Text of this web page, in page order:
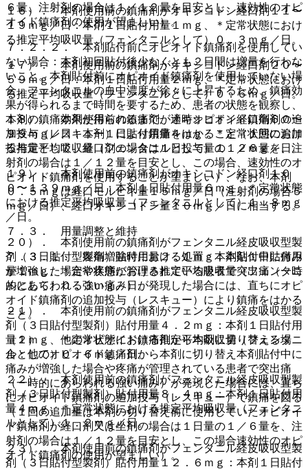
６量、注射剤の場合は１／１２量を目安とし、速効性のオピ
オイド鎮痛剤の使用が望ましい）。
７．２．２． 本剤貼付前にオピオイド鎮痛剤を使用してい
ない場合：本剤初回貼付後少なくとも２日間は増量を行わな
いこと。本剤貼付前にオピオイド鎮痛剤を使用していない場
合、フェンタニルの血中濃度が徐々に上昇するため、鎮痛効
果が得られるまで時間を要するため、患者の状態を観察し、
本剤の鎮痛効果が得られるまで、適時オピオイド鎮痛剤の追
加投与（レスキュー）により鎮痛をはかること（１回の追加
投与量として、経口剤の場合は１日投与量の１／６量を、注
射剤の場合は１／１２量を目安とし、この場合、速効性のオ
ピオイド鎮痛剤を使用することが望ましい）、なお、本剤
０．５ｍｇは経口モルヒネ量１５ｍｇ／日（注射剤の場合５
ｍｇ／日）、経口オキシコドン量１０ｍｇ／日に相当する。
７．３． 用量調整と維持
７．３．１． 疼痛増強時における処置：本剤貼付中に痛み
が増強した場合や疼痛が管理されている患者で突出痛（一時
的にあらわれる強い痛み）が発現した場合には、直ちにオピ
オイド鎮痛剤の追加投与（レスキュー）により鎮痛をはかる
こと。
（１）． 他のオピオイド鎮痛剤から本剤に切り替える場
合：他のオピオイド鎮痛剤から本剤に切り替え本剤貼付中に
痛みが増強した場合や疼痛が管理されている患者で突出痛
（一時的にあらわれる強い痛み）が発現した場合には、直ち
にオピオイド鎮痛剤の追加投与（レスキュー）で鎮痛を図る
（１回の追加量は本剤の切り替え前に使用していたオピオイ
ド鎮痛剤が経口剤又は坐剤の場合は１日量の１／６量を、注
射剤の場合は１／１２量を目安とし、この場合速効性のオピ
オイド鎮痛剤の使用が望ましい）。
１６）． 本剤使用前の鎮痛剤がオキシコドン経口剤１１〜
１９ｍｇ／日：本剤１日貼付用量１ｍｇ、＊定常状態におけ
る推定平均吸収量（フェンタニルとして）０．３ｍｇ／日。
１７）． 本剤使用前の鎮痛剤がオキシコドン経口剤２０〜
５９ｍｇ／日：本剤１日貼付用量２ｍｇ、＊定常状態におけ
る推定平均吸収量（フェンタニルとして）０．６ｍｇ／日。
１８）． 本剤使用前の鎮痛剤がオキシコドン経口剤６０〜
９９ｍｇ／日：本剤１日貼付用量４ｍｇ、＊定常状態におけ
る推定平均吸収量（フェンタニルとして）１．２ｍｇ／日。
１９）． 本剤使用前の鎮痛剤がオキシコドン経口剤１０
０〜１３９ｍｇ／日：本剤１日貼付用量６ｍｇ、＊定常状態
における推定平均吸収量（フェンタニルとして）１．８ｍｇ
／日。
２０）． 本剤使用前の鎮痛剤がフェンタニル経皮吸収型製
剤（３日貼付型製剤）貼付用量２．１ｍｇ：本剤１日貼付用
量１ｍｇ、＊定常状態における推定平均吸収量（フェンタニ
ルとして）０．３ｍｇ／日。
２１）． 本剤使用前の鎮痛剤がフェンタニル経皮吸収型製
剤（３日貼付型製剤）貼付用量４．２ｍｇ：本剤１日貼付用
量２ｍｇ、＊定常状態における推定平均吸収量（フェンタニ
ルとして）０．６ｍｇ／日。
２２）． 本剤使用前の鎮痛剤がフェンタニル経皮吸収型製
剤（３日貼付型製剤）貼付用量８．４ｍｇ：本剤１日貼付用
量４ｍｇ、＊定常状態における推定平均吸収量（フェンタニ
ルとして）１．２ｍｇ／日。
２３）． 本剤使用前の鎮痛剤がフェンタニル経皮吸収型製
剤（３日貼付型製剤）貼付用量１２．６ｍｇ：本剤１日貼付